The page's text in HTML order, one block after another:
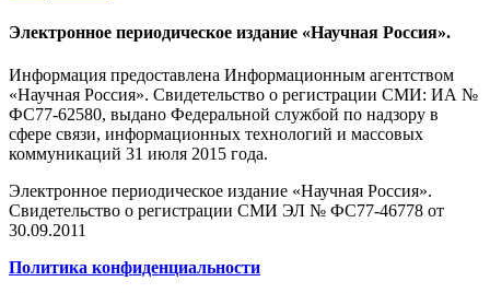
Электронное периодическое издание «Научная Россия».
Информация предоставлена Информационным агентством
«Научная Россия». Свидетельство о регистрации СМИ: ИА №
ФС77-62580, выдано Федеральной службой по надзору в
сфере связи, информационных технологий и массовых
коммуникаций 31 июля 2015 года.
Электронное периодическое издание «Научная Россия».
Свидетельство о регистрации СМИ ЭЛ № ФС77-46778 от
30.09.2011
Политика конфиденциальности